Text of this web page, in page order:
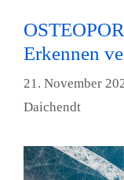
Erkennen
21. November
Daichendt